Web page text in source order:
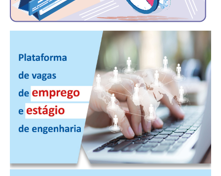
CONVÊNIOS
SEESPPREV
CONSÓRCIOS
CAMPANHAS SALARIAIS
COMUNICAÇÃO